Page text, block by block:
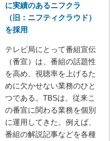
に実績のあるニフクラ
（旧：ニフティクラウド）
を採用
テレビ局にとって番組宣伝
（番宣）は、番組の話題性
を高め、視聴率を上げるた
めに欠かせない業務のひと
つである。TBSは、従来こ
の番宣に関わる業務を個別
に運用してきた。例えば、
番組の解説記事などを各種